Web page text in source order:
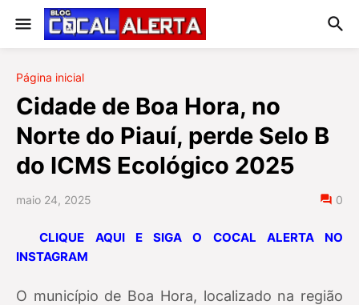
Página inicial
Cidade de Boa Hora, no
Norte do Piauí, perde Selo B
do ICMS Ecológico 2025
maio 24, 2025 0
CLIQUE AQUI E SIGA O COCAL ALERTA NO
INSTAGRAM
O município de Boa Hora, localizado na região